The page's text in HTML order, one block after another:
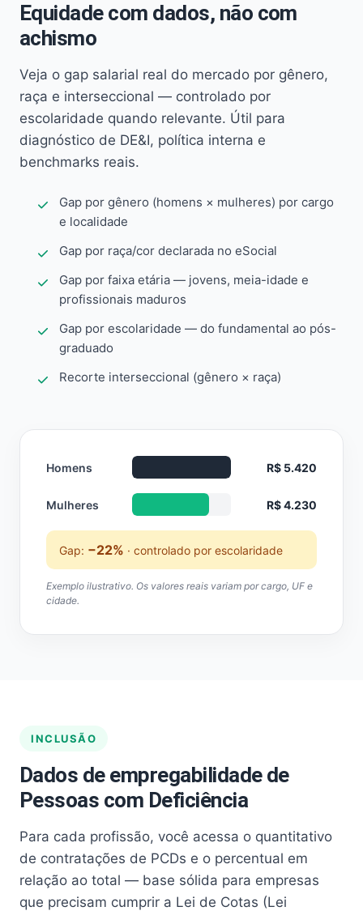
Equidade com dados, não com
achismo
Veja o gap salarial real do mercado por gênero,
raça e interseccional — controlado por
escolaridade quando relevante. Útil para
diagnóstico de DE&I, política interna e
benchmarks reais.
Gap por gênero (homens × mulheres) por cargo
e localidade
Gap por raça/cor declarada no eSocial
Gap por faixa etária — jovens, meia-idade e
profissionais maduros
Gap por escolaridade — do fundamental ao pós-
graduado
Recorte interseccional (gênero × raça)
Homens R$ 5.420
Mulheres R$ 4.230
Gap: −22% · controlado por escolaridade
Exemplo ilustrativo. Os valores reais variam por cargo, UF e
cidade.
INCLUSÃO
Dados de empregabilidade de
Pessoas com Deficiência
Para cada profissão, você acessa o quantitativo
de contratações de PCDs e o percentual em
relação ao total — base sólida para empresas
que precisam cumprir a Lei de Cotas (Lei